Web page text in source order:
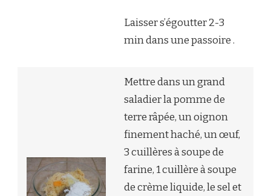
Laisser s’égoutter 2-3
min dans une passoire .
Mettre dans un grand
saladier la pomme de
terre râpée, un oignon
finement haché, un œuf,
3 cuillères à soupe de
farine, 1 cuillère à soupe
de crème liquide, le sel et